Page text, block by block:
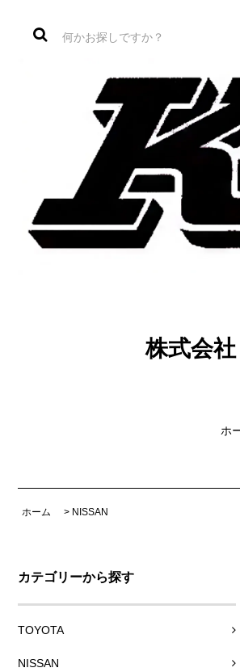
株式会
ホ
ホーム > NISSAN
カテゴリーから探す
TOYOTA
NISSAN